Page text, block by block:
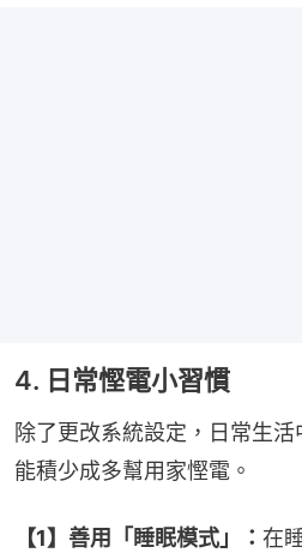
4. 日常慳電小習慣
除了更改系統設定，日常生
能積少成多幫用家慳電。
【1】善用「睡眠模式」： 在